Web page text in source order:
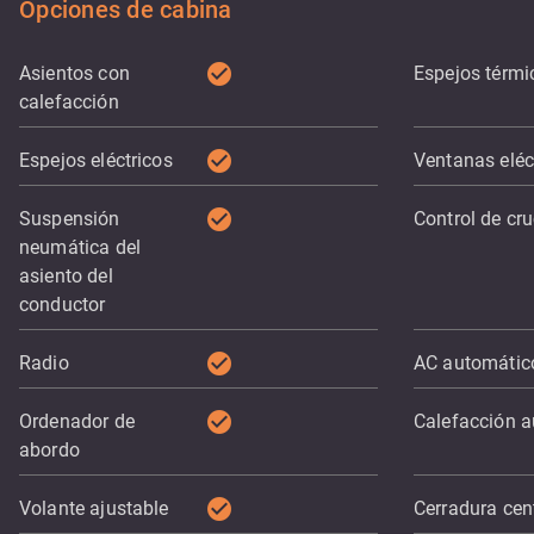
Opciones de cabina
Asientos con
calefacción
check_circle Espejos
Espejos eléctricos check_circle Ventanas
Suspensión
neumática del
asiento del
conductor
check_circle Control de
Radio check_circle AC
Ordenador de
abordo
check_circle Calefacción
Volante ajustable check_circle Cerradura